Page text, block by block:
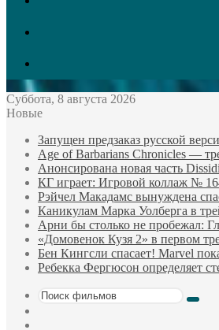
Суббота, 8 августа 2026
Новые
Запущен предзаказ русской
Age of Barbarians Chronicles —
Анонсирована новая часть
КГ играет: Игровой коллаж №
Рэйчел Макадамс вынуждена
Каникулам Марка Уолберга в
Арни бы столько не пробежал:
«Домовенок Кузя 2» в первом
Бен Кингсли спасает! Marvel
Ребекка Фергюсон определяет
Поиск